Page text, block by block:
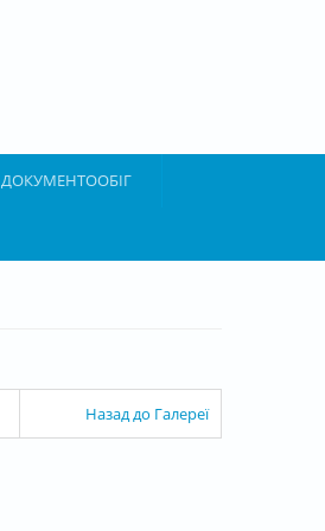
ДОКУМЕНТООБІГ
Назад до Галереї